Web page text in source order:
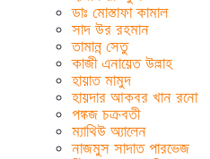
ডাঃ মোস্তাফা কামাল
সাদ উর রহমান
তামান্ন সেতু
কাজী এনায়েত উল্লাহ
হায়াত মামুদ
হায়দার আকবর খান রনো
পঙ্কজ চক্রবতী
ম্যাথিউ অ্যালেন
নাজমুস সাদাত পারভেজ